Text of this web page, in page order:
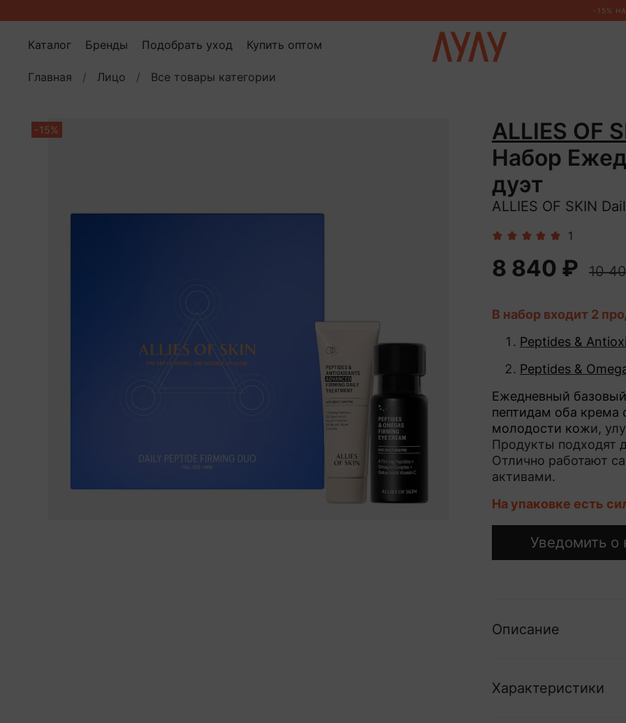
Каталог Бренды Подобрать уход Купить оптом
Главная Лицо Все товары категории
-15%
1
ALLIES OF
Набор
дуэт
ALLIES OF SKIN
8 840 ₽ 10
Уведомить о
В набор входит 2
Peptides &
Peptides &
Ежедневный
пептидам оба крема
молодости кожи,
Продукты подходят
Отлично работают
активами.
На упаковке есть
Описание
Характеристики